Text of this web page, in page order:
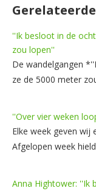
''Ik besloot in de
zou lopen''
De wandelgangen
ze de 5000 meter
''Over vier weken
Elke week geven wij
Afgelopen week
Anna Hightower: ''Ik